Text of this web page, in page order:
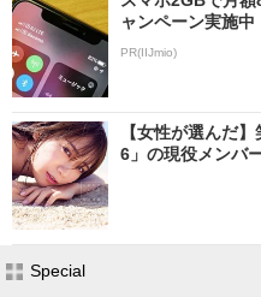
ャンペーン実施中
PR(IIJmio)
【女性が選んだ
6」の現役メンバ
Special